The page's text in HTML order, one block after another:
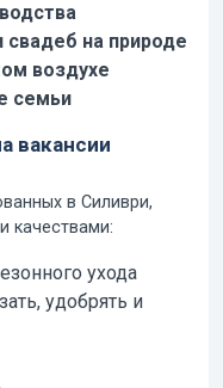
свадеб на природе
воздухе
семьи
вакансии
в Силиври,
качествами:
ухода
удобрять и